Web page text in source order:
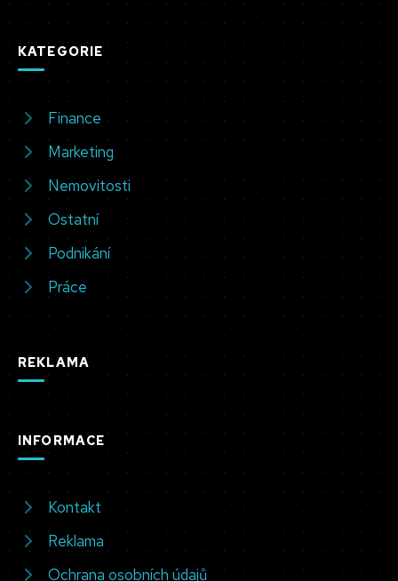
KATEGORIE
Finance
Marketing
Nemovitosti
Ostatní
Podnikání
Práce
REKLAMA
INFORMACE
Kontakt
Reklama
Ochrana osobních údajů